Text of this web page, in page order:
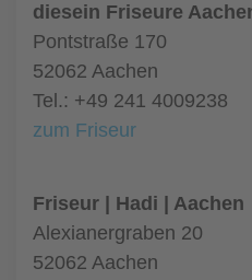
diesein Friseure
Pontstraße 170
52062 Aachen
Tel.: +49 241 4009238
zum Friseur
Friseur | Hadi | Aachen
Alexianergraben 20
52062 Aachen